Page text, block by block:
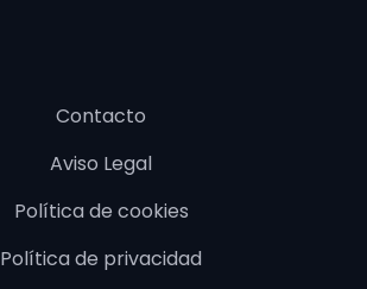
Contacto
Aviso Legal
Política de cookies
Política de privacidad